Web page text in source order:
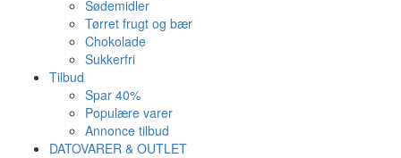
Sødemidler
Tørret frugt og bær
Chokolade
Sukkerfri
Tilbud
Spar 40%
Populære varer
Annonce tilbud
DATOVARER & OUTLET